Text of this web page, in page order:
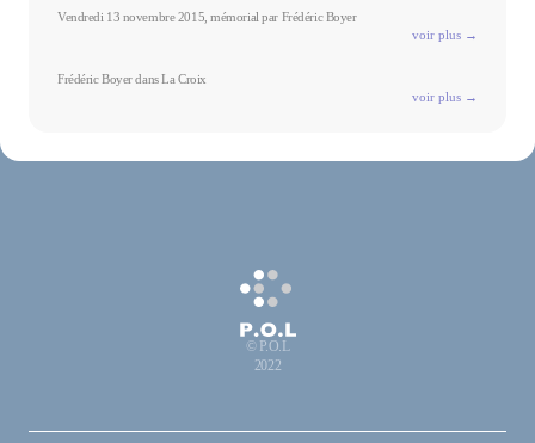
Vendredi 13 novembre 2015, mémorial par Frédéric Boyer
voir plus →
Frédéric Boyer dans La Croix
voir plus →
© P.O.L
2022